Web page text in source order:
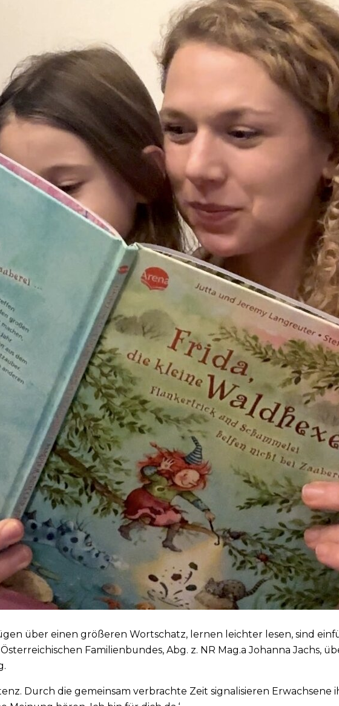
über einen größeren Wortschatz, lernen leichter lesen, sind
Familienbundes, Abg. z. NR Mag.a Johanna Jachs,
Durch die gemeinsam verbrachte Zeit signalisieren Erwachsene